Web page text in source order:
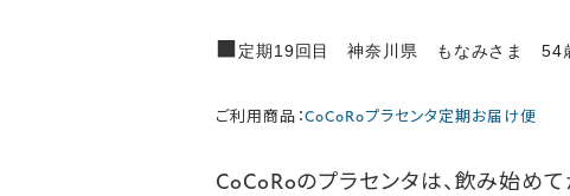
■定期19回目 神奈川県 もなみさま 54
ご利用商品：CoCoRoプラセンタ定期お届け便
CoCoRoのプラセンタは、飲み始め